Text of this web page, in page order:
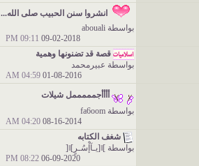
انشروا سنن الحبيب صلى الله...
بواسطة abouali
09-02-2018
09:11 PM
قصة قد تضنونها وهمية
بواسطة عبيرمحمد
01-08-2016
04:59 AM
أأأأجمممممل شيلات
بواسطة fa6oom
08-16-2014
04:20 AM
شغف الكتابه
بواسطة ]ǁ[يـآإْسُـرٍ]ǁ[
06-09-2020
08:22 PM